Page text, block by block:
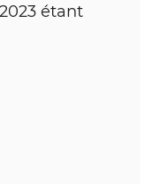
étant